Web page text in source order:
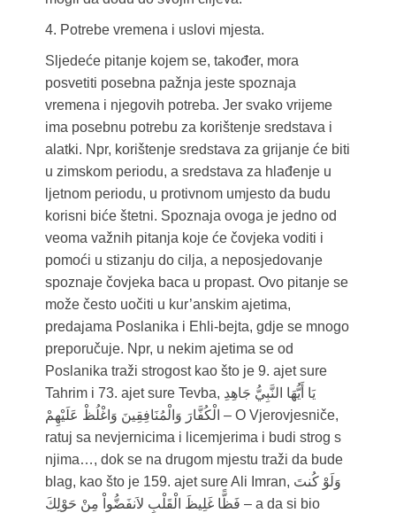
4. Potrebe vremena i uslovi mjesta.
Sljedeće pitanje kojem se, također, mora
posvetiti posebna pažnja jeste spoznaja
vremena i njegovih potreba. Jer svako vrijeme
ima posebnu potrebu za korištenje sredstava i
alatki. Npr, korištenje sredstava za grijanje će biti
u zimskom periodu, a sredstava za hlađenje u
ljetnom periodu, u protivnom umjesto da budu
korisni biće štetni. Spoznaja ovoga je jedno od
veoma važnih pitanja koje će čovjeka voditi i
pomoći u stizanju do cilja, a neposjedovanje
spoznaje čovjeka baca u propast. Ovo pitanje se
može često uočiti u kur’anskim ajetima,
predajama Poslanika i Ehli-bejta, gdje se mnogo
preporučuje. Npr, u nekim ajetima se od
Poslanika traži strogost kao što je 9. ajet sure
Tahrim i 73. ajet sure Tevba, يَا أَيُّهَا النَّبِيُّ جَاهِدِ
الْكُفَّارَ وَالْمُنَافِقِينَ وَاغْلُظْ عَلَيْهِمْ – O Vjerovjesniče,
ratuj sa nevjernicima i licemjerima i budi strog s
njima…, dok se na drugom mjestu traži da bude
blag, kao što je 159. ajet sure Ali Imran, وَلَوْ كُنتَ
فَظًّا غَلِيظَ الْقَلْبِ لاَنفَضُّواْ مِنْ حَوْلِكَ – a da si bio